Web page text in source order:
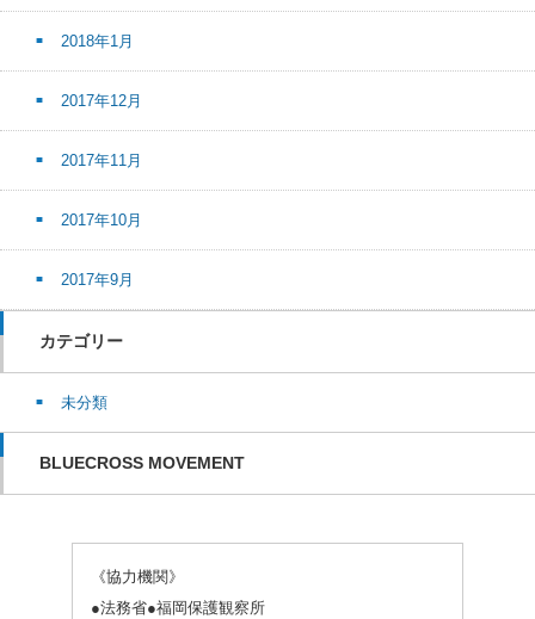
2018年1月
2017年12月
2017年11月
2017年10月
2017年9月
カテゴリー
未分類
BLUECROSS MOVEMENT
《協力機関》
●法務省●福岡保護観察所